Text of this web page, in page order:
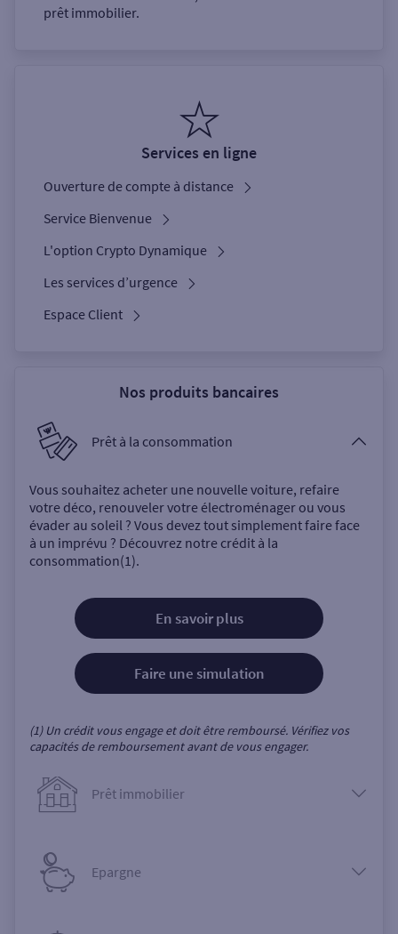
prêt immobilier.
Services en ligne
Ouverture de compte à distance
Service Bienvenue
L'option Crypto Dynamique
Les services d’urgence
Espace Client
Nos produits bancaires
Prêt à la consommation
Vous souhaitez acheter une nouvelle voiture, refaire
votre déco, renouveler votre électroménager ou vous
évader au soleil ? Vous devez tout simplement faire face
à un imprévu ? Découvrez notre crédit à la
consommation(1).
En savoir plus
Faire une simulation
(1) Un crédit vous engage et doit être remboursé. Vérifiez vos
capacités de remboursement avant de vous engager.
Prêt immobilier
Epargne